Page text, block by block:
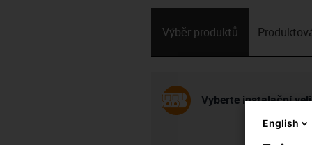
Výběr produktů
Vyberte instalační
English